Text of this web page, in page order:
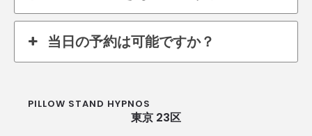
当日の予約は可能ですか？
PILLOW STAND HYPNOS
東京 23区